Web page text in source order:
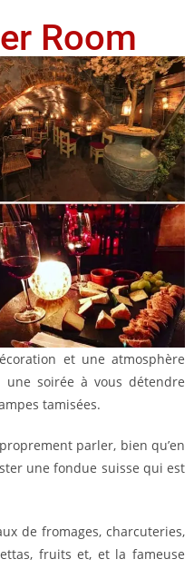
Room
et une atmosphère
soirée à vous détendre
tamisées.
parler, bien qu’en
une fondue suisse qui est
de fromages, charcuteries,
fruits et, et la fameuse